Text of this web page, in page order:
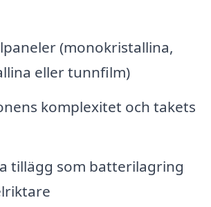
(monokristallina,
eller tunnfilm)
komplexitet och takets
tillägg som batterilagring